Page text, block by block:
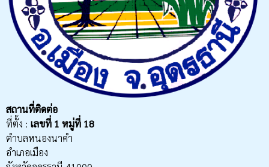
สถานที่ติดต่อ
ที่ตั้ง : เลขที่ 1 หมู่ที่ 18
ตำบลหนองนาคำ
อำเภอเมือง